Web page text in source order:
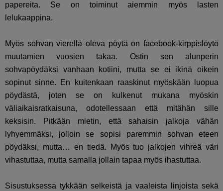
papereita. Se on toiminut aiemmin myös lasten
lelukaappina.
Myös sohvan vierellä oleva pöytä on facebook-kirppislöytö
muutamien vuosien takaa. Ostin sen alunperin
sohvapöydäksi vanhaan kotiini, mutta se ei ikinä oikein
sopinut sinne. En kuitenkaan raaskinut myöskään luopua
pöydästä, joten se on kulkenut mukana myöskin
väliaikaisratkaisuna, odotellessaan että mitähän sille
keksisin. Pitkään mietin, että sahaisin jalkoja vähän
lyhyemmäksi, jolloin se sopisi paremmin sohvan eteen
pöydäksi, mutta… en tiedä. Myös tuo jalkojen vihreä väri
vihastuttaa, mutta samalla jollain tapaa myös ihastuttaa.
Sisustuksessa tykkään selkeistä ja vaaleista linjoista sekä